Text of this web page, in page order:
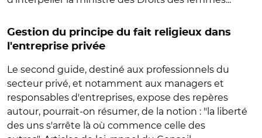
Gestion du principe du fait religieux dans
l'entreprise privée
Le second guide, destiné aux professionnels du
secteur privé, et notamment aux managers et
responsables d'entreprises, expose des repères
autour, pourrait-on résumer, de la notion : "la liberté
des uns s'arrête là où commence celle des